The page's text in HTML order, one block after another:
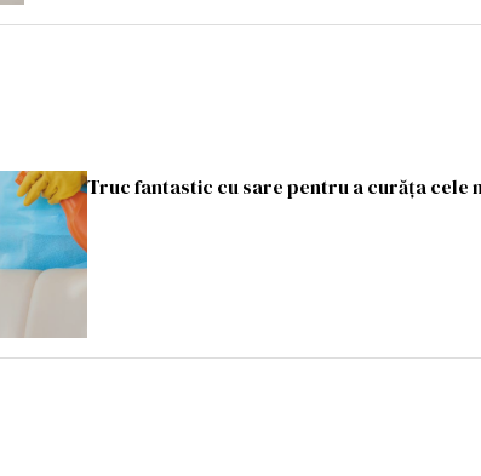
Truc fantastic cu sare pentru a curăța cele